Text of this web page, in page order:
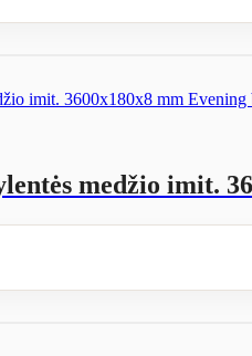
medžio imit.